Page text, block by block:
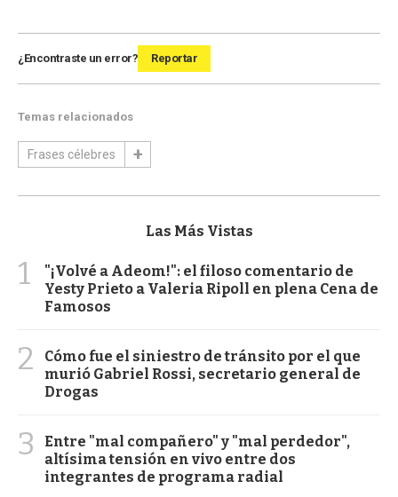
¿Encontraste un error? Reportar
Temas relacionados
Frases célebres
Las Más Vistas
1
"¡Volvé a Adeom!": el filoso comentario de
Yesty Prieto a Valeria Ripoll en plena Cena de
Famosos
2
Cómo fue el siniestro de tránsito por el que
murió Gabriel Rossi, secretario general de
Drogas
3
Entre "mal compañero" y "mal perdedor",
altísima tensión en vivo entre dos
integrantes de programa radial